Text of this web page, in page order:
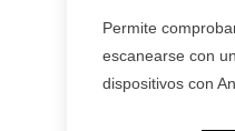
Permite
escanearse con
dispositivos con